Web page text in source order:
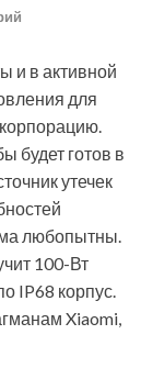
и в активной
для
будет готов в
утечек
любопытны.
100-Вт
IP68 корпус.
Xiaomi,